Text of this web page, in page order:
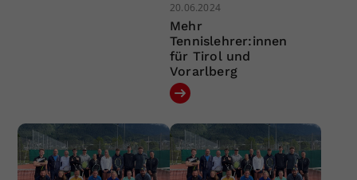
20.06.2024
Mehr
Tennislehrer:innen
für Tirol und
Vorarlberg